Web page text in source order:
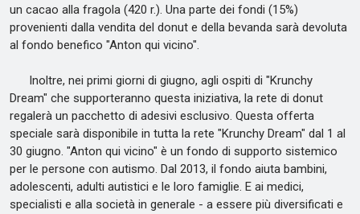
un cacao alla fragola (420 r.). Una parte dei fondi (15%)
provenienti dalla vendita del donut e della bevanda sarà devoluta
al fondo benefico "Anton qui vicino".
Inoltre, nei primi giorni di giugno, agli ospiti di "Krunchy
Dream" che supporteranno questa iniziativa, la rete di donut
regalerà un pacchetto di adesivi esclusivo. Questa offerta
speciale sarà disponibile in tutta la rete "Krunchy Dream" dal 1 al
30 giugno. "Anton qui vicino" è un fondo di supporto sistemico
per le persone con autismo. Dal 2013, il fondo aiuta bambini,
adolescenti, adulti autistici e le loro famiglie. E ai medici,
specialisti e alla società in generale - a essere più diversificati e